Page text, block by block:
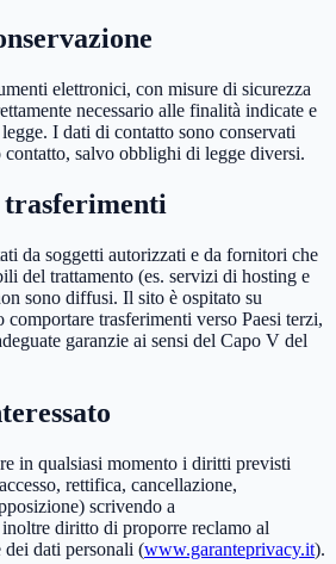
elettronici, con misure di sicurezza
necessario alle finalità indicate e
I dati di contatto sono conservati
salvo obblighi di legge diversi.
trasferimenti
da soggetti autorizzati e da fornitori che
del trattamento (es. servizi di hosting e
sono diffusi. Il sito è ospitato su
comportare trasferimenti verso Paesi terzi,
garanzie ai sensi del Capo V del
in qualsiasi momento i diritti previsti
rettifica, cancellazione,
scrivendo a
diritto di proporre reclamo al
dei dati personali (www.garanteprivacy.it).